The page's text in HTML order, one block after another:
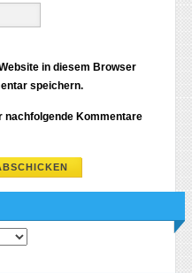
in diesem Browser
speichern.
Kommentare